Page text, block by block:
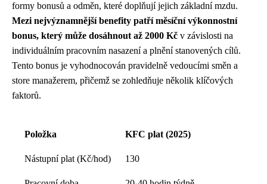
formy bonusů a odměn, které doplňují jejich základní mzdu.
Mezi nejvýznamnější benefity patří měsíční výkonnostní
bonus, který může dosáhnout až 2000 Kč v závislosti na
individuálním pracovním nasazení a plnění stanovených cílů.
Tento bonus je vyhodnocován pravidelně vedoucími směn a
store manažerem, přičemž se zohledňuje několik klíčových
faktorů.
Položka KFC plat (2025)
Nástupní plat (Kč/hod) 130